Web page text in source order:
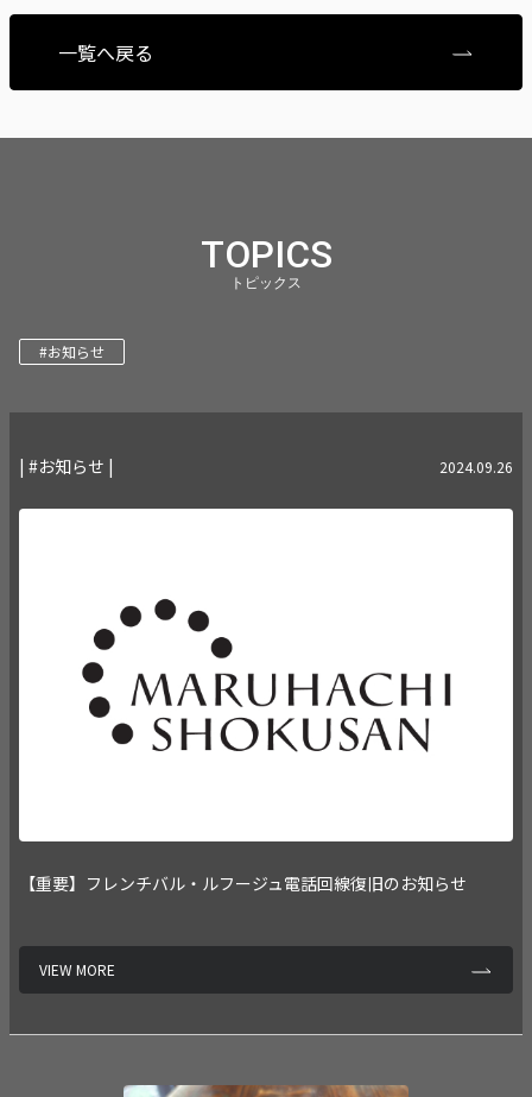
一覧へ戻る
TOPICS
トピックス
#お知らせ
| #お知らせ | 2024.09.26
【重要】フレンチバル・ルフージュ電話回線復旧のお知らせ
VIEW MORE